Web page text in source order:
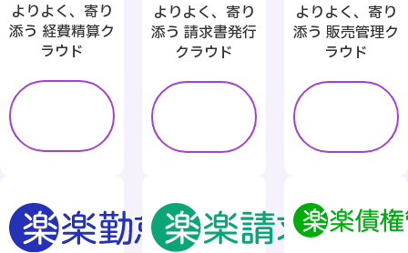
よりよく、寄り
添う 経費精算ク
ラウド
よりよく、寄り
添う 請求書発行
クラウド
よりよく、寄り
添う 販売管理ク
ラウド